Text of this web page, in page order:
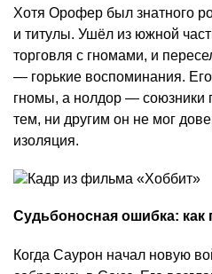
Хотя Орофер был знатного
и титулы. Ушёл из южной
торговля с гномами, и
— горькие воспоминания.
гномы, а нолдор — союзники
тем, ни другим он не мог
изоляция.
Судьбоносная ошибка:
Когда Саурон начал новую